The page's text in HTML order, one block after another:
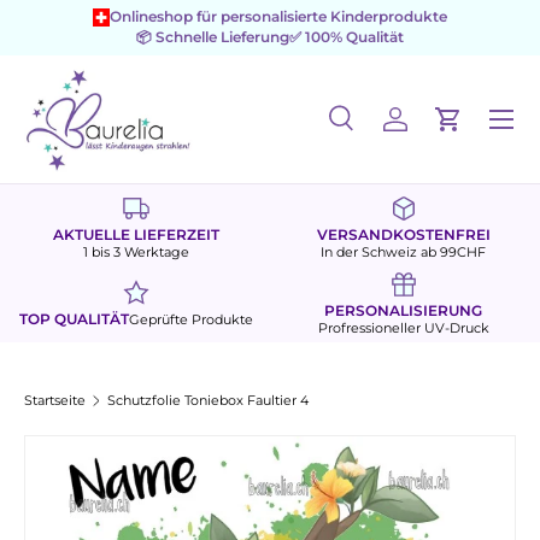
Direkt zum Inhalt
Onlineshop für personalisierte Kinderprodukte
📦 Schnelle Lieferung✅ 100% Qualität
Suchen
SucheEinloggen
Menü
AKTUELLE LIEFERZEIT
1 bis 3 Werktage
VERSANDKOSTENFREI
In der Schweiz ab 99CHF
TOP QUALITÄTGeprüfte Produkte PERSONALISIERUNG
Profressioneller UV-Druck
Startseite Schutzfolie Toniebox Faultier 4